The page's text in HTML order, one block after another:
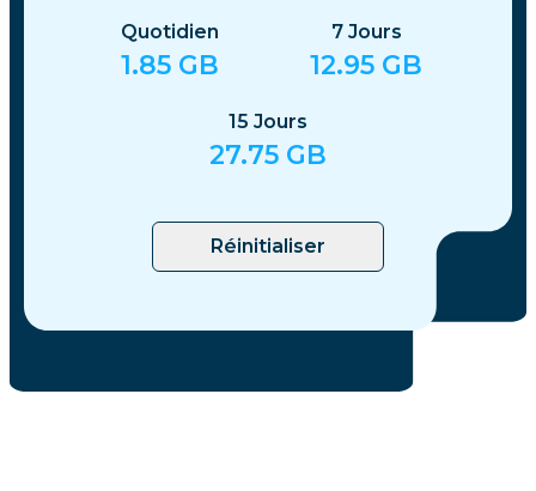
Quotidien
1.85 GB
7 Jours
12.95 GB
15 Jours
27.75 GB
Réinitialiser